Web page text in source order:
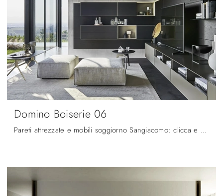
Domino Boiserie 06
Pareti attrezzate e mobili soggiorno Sangiacomo: clicca e scopri il modello Domino Boiserie 06 e potrai completare stanze moderne di ogni tipo.